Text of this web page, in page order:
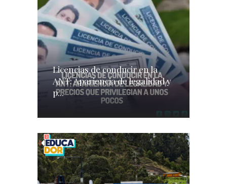
Licencias de conducir en la
ANT: Apariencia de legalidad y
p...